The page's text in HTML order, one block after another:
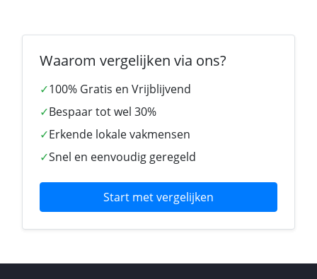
Waarom vergelijken via ons?
✓100% Gratis en Vrijblijvend
✓Bespaar tot wel 30%
✓Erkende lokale vakmensen
✓Snel en eenvoudig geregeld
Start met vergelijken